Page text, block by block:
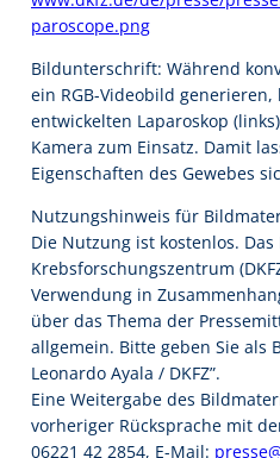
paroscope.png
Bildunterschrift: Während
ein RGB-Videobild
entwickelten Laparoskop
Kamera zum Einsatz. Damit
Eigenschaften des Gewebes
Nutzungshinweis für
Die Nutzung ist kostenlos. Das
Krebsforschungszentrum
Verwendung in
über das Thema der
allgemein. Bitte geben Sie als
Leonardo Ayala / DKFZ”.
Eine Weitergabe des
vorheriger Rücksprache mit
06221 42 2854, E-Mail: